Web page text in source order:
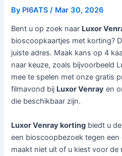
By PI6ATS / Mar 30, 2026
Bent u op zoek naar Luxor
bioscoopkaartjes met korting?
juiste adres. Maak kans op 4
naar keuze, zoals bijvoorbeeld
mee te spelen met onze gratis
filmavond bij Luxor Venray en
die beschikbaar zijn.
Luxor Venray korting biedt u
een bioscoopbezoek tegen een
maakt niet uit of u kiest voor